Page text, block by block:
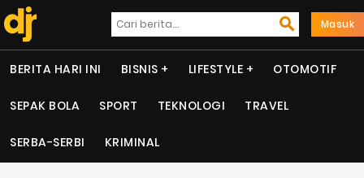
Masuk
BERITA HARI INI BISNIS LIFESTYLE OTOMOTIF
SEPAK BOLA SPORT TEKNOLOGI TRAVEL
SERBA-SERBI KRIMINAL